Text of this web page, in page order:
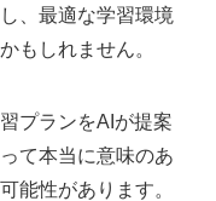
、最適な学習環境
もしれません。
プランをAIが提案
て本当に意味のあ
能性があります。